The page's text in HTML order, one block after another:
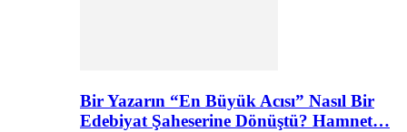
Bir Yazarın “En Büyük Acısı” Nasıl Bir
Edebiyat Şaheserine Dönüştü? Hamnet…